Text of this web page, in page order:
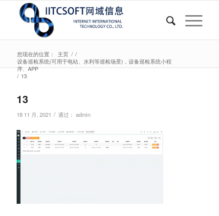
您现在的位置： 主页 / /
设备巡检系统(可用于电站、水利等巡检场景)，设备巡检系统小程
序、APP
/ 13
13
18 11 月, 2021 / 通过： admin